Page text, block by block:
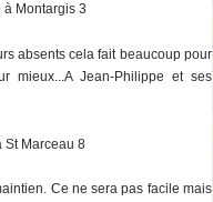
Montargis 3
absents cela fait beaucoup pour
mieux...A Jean-Philippe et ses
Marceau 8
Ce ne sera pas facile mais